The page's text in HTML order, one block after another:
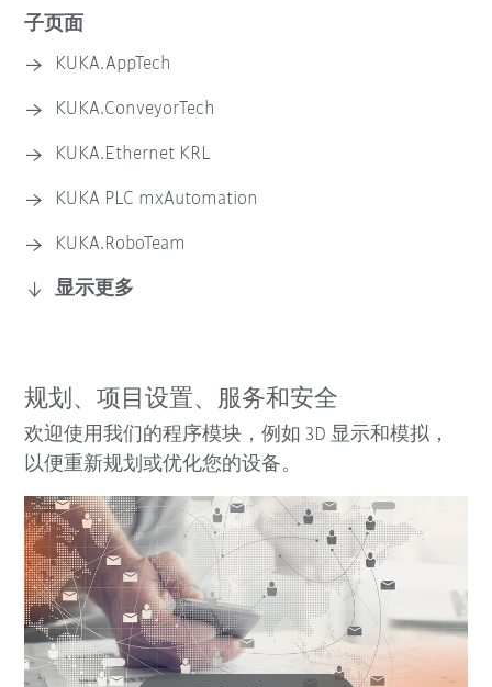
KUKA.SeamTech
KUKA.ServoGun
KUKA.TouchSense
KUKA.TRACC TCP
KUKA.VisionTech
子页面
KUKA.AppTech
KUKA.ConveyorTech
KUKA.Ethernet KRL
KUKA PLC mxAutomation
KUKA.RoboTeam
KUKA.SafeOperation
显示更多
规划、项目设置、服务和安全
欢迎使用我们的程序模块，例如 3D 显示和模拟，
以便重新规划或优化您的设备。